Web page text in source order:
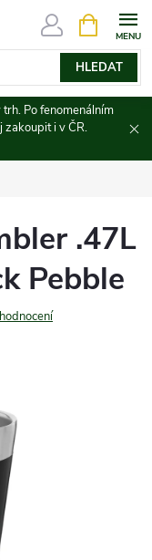
HLEDAT
NÁKUPNÍ
KOŠÍK
Po fenomenálním
zakoupit i v ČR.
.47L
Pebble